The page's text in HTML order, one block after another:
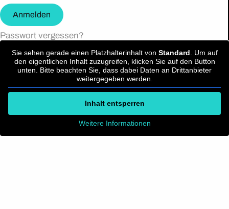
Anmelden
Passwort vergessen?
Sie sehen gerade einen Platzhalterinhalt von Standard . Um auf
den eigentlichen Inhalt zuzugreifen, klicken Sie auf den Button
unten. Bitte beachten Sie, dass dabei Daten an Drittanbieter
weitergegeben werden.
Inhalt entsperren
Weitere Informationen